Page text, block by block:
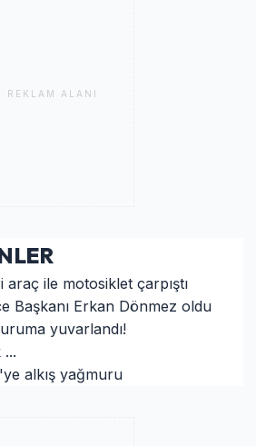
REKLAM ALANI
ile motosiklet çarpıştı
Başkanı Erkan Dönmez oldu
yuvarlandı!
...
alkış yağmuru